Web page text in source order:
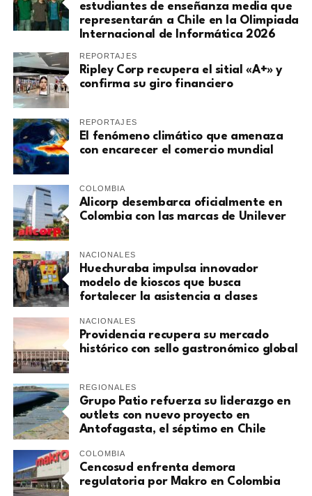
estudiantes de enseñanza media que
representarán a Chile en la Olimpiada
Internacional de Informática 2026
REPORTAJES
Ripley Corp recupera el sitial «A+» y
confirma su giro financiero
REPORTAJES
El fenómeno climático que amenaza
con encarecer el comercio mundial
COLOMBIA
Alicorp desembarca oficialmente en
Colombia con las marcas de Unilever
NACIONALES
Huechuraba impulsa innovador
modelo de kioscos que busca
fortalecer la asistencia a clases
NACIONALES
Providencia recupera su mercado
histórico con sello gastronómico global
REGIONALES
Grupo Patio refuerza su liderazgo en
outlets con nuevo proyecto en
Antofagasta, el séptimo en Chile
COLOMBIA
Cencosud enfrenta demora
regulatoria por Makro en Colombia